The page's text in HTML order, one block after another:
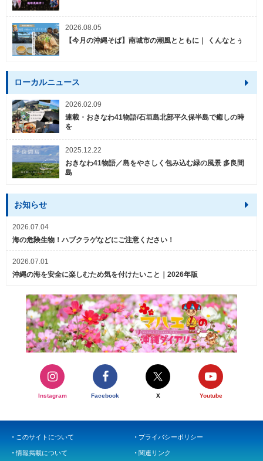
2026.08.05
【今月の沖縄そば】南城市の潮風とともに｜ くんなとぅ
ローカルニュース
2026.02.09
連載・おきなわ41物語/石垣島北部平久保半島で癒しの時
を
2025.12.22
おきなわ41物語／島をやさしく包み込む緑の風景 多良間
島
お知らせ
2026.07.04
海の危険生物！ハブクラゲなどにご注意ください！
2026.07.01
沖縄の海を安全に楽しむため気を付けたいこと｜2026年版
Instagram Facebook X Youtube
このサイトについて プライバシーポリシー
情報掲載について 関連リンク